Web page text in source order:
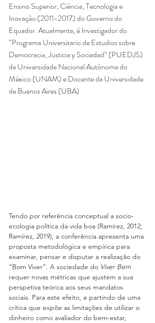
Ensino Superior, Ciência, Tecnologia e
Inovação (2011-2017) do Governo do
Equador. Atualmente, é Investigador do
“Programa Universitario de Estudios sobre
Democracia, Justicia y Sociedad” (PUEDJS)
da Universidade Nacional Autónoma do
México (UNAM) e Docente da Universidade
de Buenos Aires (UBA)
Tendo por referência conceptual a socio-
ecologia política da vida boa (Ramírez, 2012;
Ramírez, 2019), a conferência apresenta uma
proposta metodológica e empírica para
examinar, pensar e disputar a realização do
“Bom Viver”. A sociedade do Viver Bem
requer novas métricas que ajustem a sua
perspetiva teórica aos seus mandatos
sociais. Para este efeito, e partindo de uma
crítica que expõe as limitações de utilizar o
dinheiro como avaliador do bem-estar,